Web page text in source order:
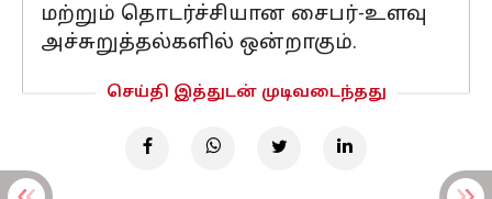
மற்றும் தொடர்ச்சியான சைபர்-உளவு
அச்சுறுத்தல்களில் ஒன்றாகும்.
செய்தி இத்துடன் முடிவடைந்தது